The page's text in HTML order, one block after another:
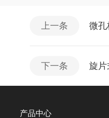
上一条 微孔
下一条 旋片
产品中心